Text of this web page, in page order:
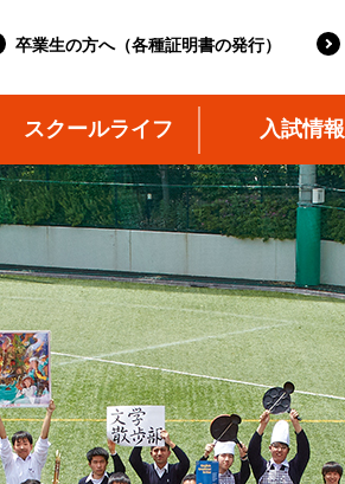
卒業生の方へ（各種証明書の発行）
スクールライフ 入試情報